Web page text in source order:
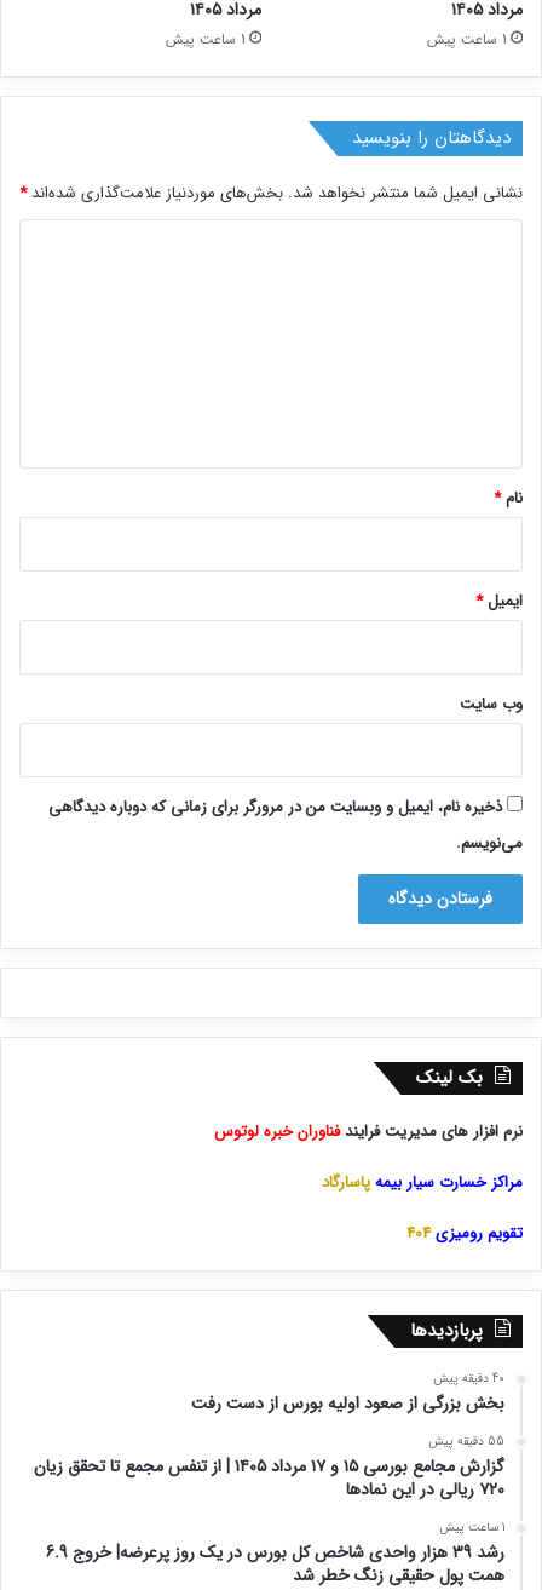
مرداد ۱۴۰۵
1 ساعت پیش
مرداد ۱۴۰۵
1 ساعت پیش
دیدگاهتان را بنویسید
نشانی ایمیل شما منتشر نخواهد شد. بخش‌های موردنیاز علامت‌گذاری شده‌اند*
نام*
ایمیل*
وب‌ سایت
ذخیره نام، ایمیل و وبسایت من در مرورگر برای زمانی که دوباره دیدگاهی
می‌نویسم.
بک لینک
نرم افزار های مدیریت فرایندفناوران خبره لوتوس
مراکز خسارت سیار بیمهپاسارگاد
تقویم رومیزی404
پربازدیدها
40 دقیقه پیش
بخش بزرگی از صعود اولیه بورس از دست رفت
55 دقیقه پیش
گزارش مجامع بورسی ۱۵ و ۱۷ مرداد ۱۴۰۵ | از تنفس مجمع تا تحقق زیان
۷۲۰ ریالی در این نماد‌ها
1 ساعت پیش
رشد 39 هزار واحدی شاخص کل بورس در یک روز پرعرضه| خروج 6.9
همت پول حقیقی زنگ خطر شد